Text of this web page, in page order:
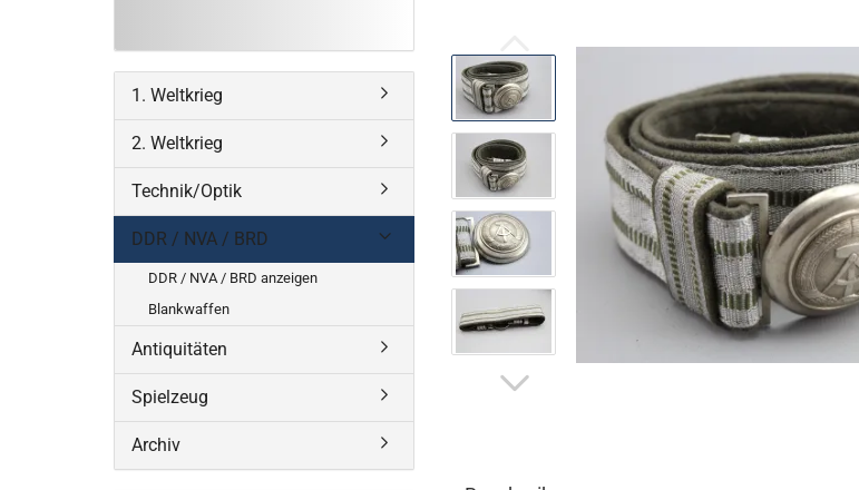
1. Weltkrieg
2. Weltkrieg
Technik/Optik
DDR / NVA / BRD
DDR / NVA / BRD anzeigen
Blankwaffen
Antiquitäten
Spielzeug
Archiv